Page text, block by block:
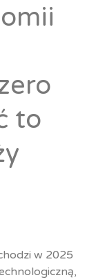
to
w 2025